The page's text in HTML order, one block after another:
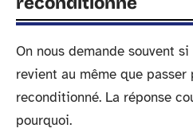
On nous demande souvent
revient au même que
reconditionné. La réponse
pourquoi.